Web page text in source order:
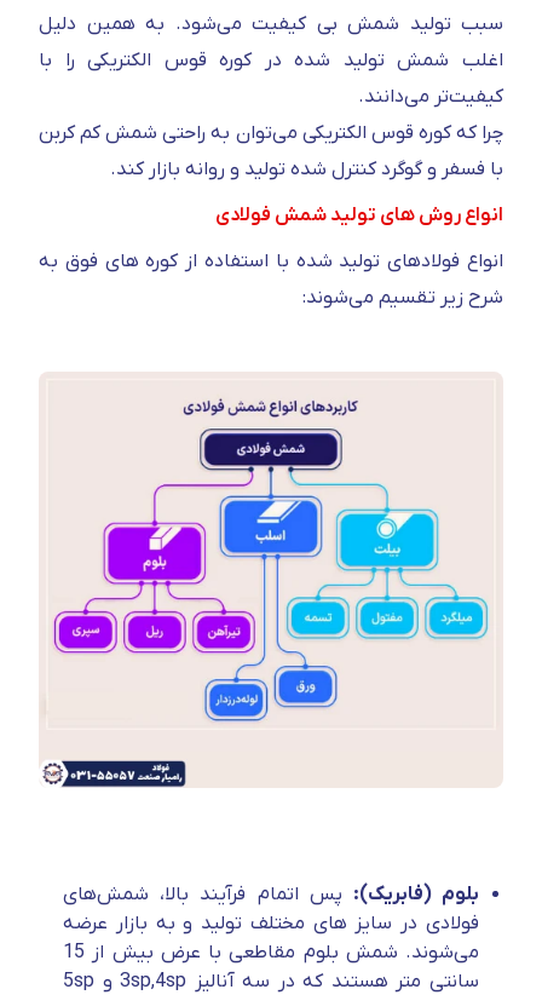
سبب تولید شمش بی کیفیت می‌شود. به همین دلیل
اغلب شمش تولید شده در کوره قوس الکتریکی را با
کیفیت‌تر می‌دانند.
چرا که کوره قوس الکتریکی می‌توان به راحتی شمش کم کربن
با فسفر و گوگرد کنترل شده تولید و روانه بازار کند.
انواع روش های تولید شمش فولادی
انواع فولادهای تولید شده با استفاده از کوره های فوق به
شرح زیر تقسیم می‌شوند:
بلوم (فابریک): پس اتمام فرآیند بالا، شمش‌های
فولادی در سایز های مختلف تولید و به بازار عرضه
می‌شوند. شمش بلوم مقاطعی با عرض بیش از 15
سانتی متر هستند که در سه آنالیز 3sp,4sp و 5sp